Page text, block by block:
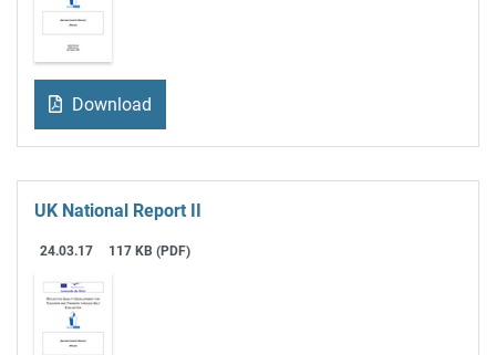
Download
UK National Report II
24.03.17 117 KB (PDF)